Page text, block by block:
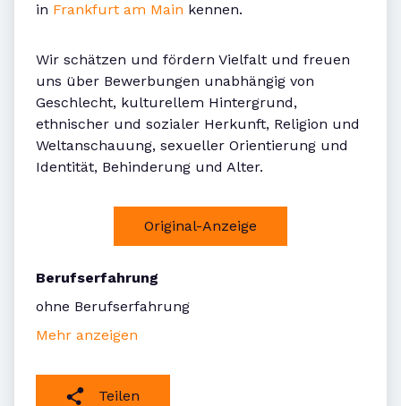
in Frankfurt am Main kennen.
Wir schätzen und fördern Vielfalt und freuen
uns über Bewerbungen unabhängig von
Geschlecht, kulturellem Hintergrund,
ethnischer und sozialer Herkunft, Religion und
Weltanschauung, sexueller Orientierung und
Identität, Behinderung und Alter.
Original-Anzeige
Berufserfahrung
ohne Berufserfahrung
Mehr anzeigen
Teilen